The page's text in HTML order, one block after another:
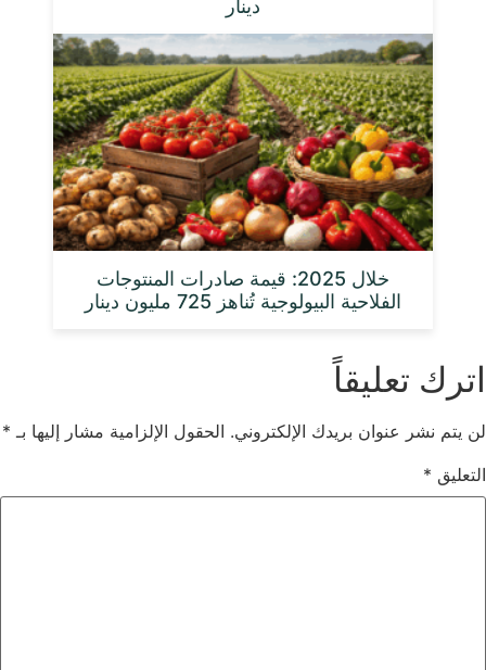
دينار
خلال 2025: قيمة صادرات المنتوجات
الفلاحية البيولوجية تُناهز 725 مليون دينار
اترك تعليقاً
لن يتم نشر عنوان بريدك الإلكتروني. الحقول الإلزامية مشار إليها بـ *
التعليق *